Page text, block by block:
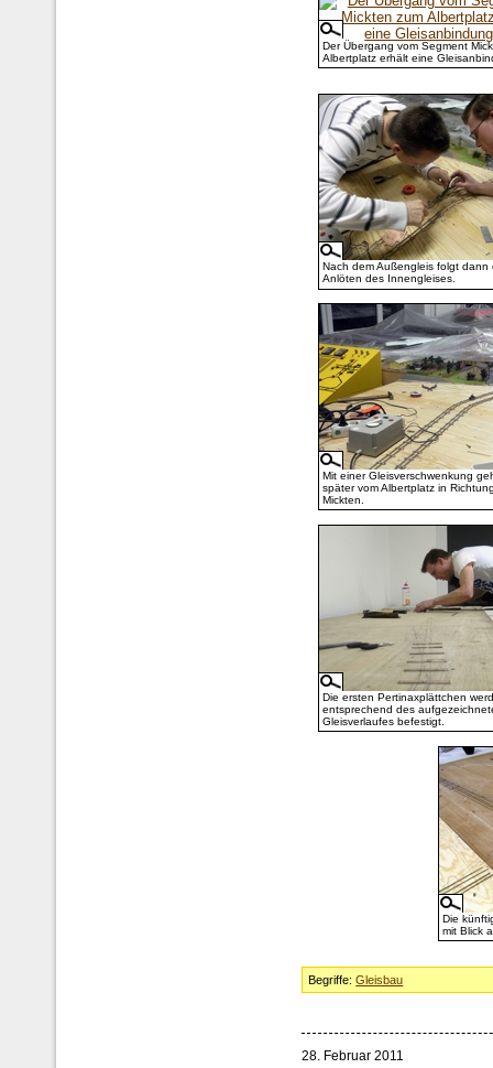
Der Übergang vom Segment
Albertplatz erhält eine
Nach dem Außengleis folgt dann
Anlöten des Innengleises.
Mit einer Gleisverschwenkung
später vom Albertplatz in
Mickten.
Die ersten Pertinaxplättchen
entsprechend des
Gleisverlaufes befestigt.
Die
mit Blick
Begriffe:Gleisbau
28. Februar 2011